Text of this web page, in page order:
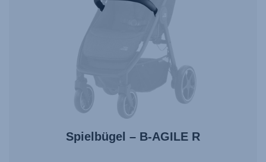
Spielbügel – B-AGILE R